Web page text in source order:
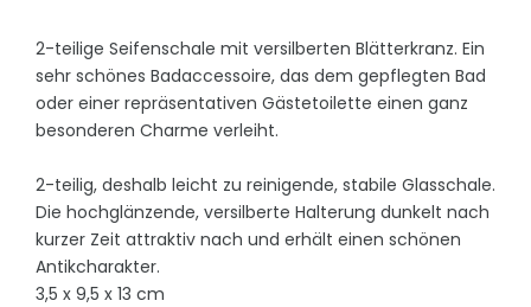
2-teilige Seifenschale mit versilberten Blätterkranz. Ein
sehr schönes Badaccessoire, das dem gepflegten Bad
oder einer repräsentativen Gästetoilette einen ganz
besonderen Charme verleiht.
2-teilig, deshalb leicht zu reinigende, stabile Glasschale.
Die hochglänzende, versilberte Halterung dunkelt nach
kurzer Zeit attraktiv nach und erhält einen schönen
Antikcharakter.
3,5 x 9,5 x 13 cm